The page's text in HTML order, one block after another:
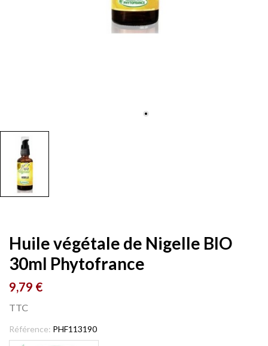
Huile végétale de Nigelle BIO
30ml Phytofrance
9,79 €
TTC
Référence: PHF113190